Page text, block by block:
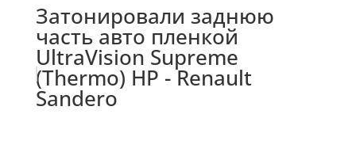
Затонировали заднюю
часть авто пленкой
UltraVision Supreme
(Thermo) HP - Renault
Sandero